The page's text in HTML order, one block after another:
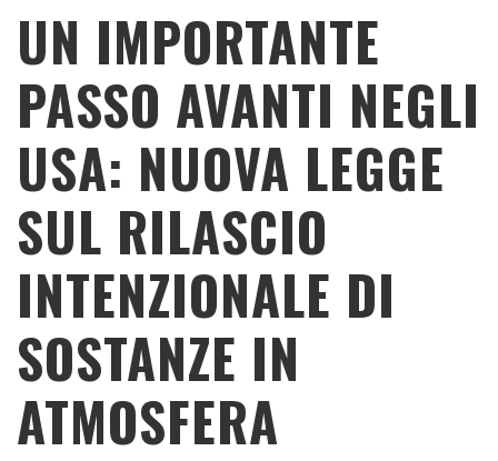
UN IMPORTANTE
PASSO AVANTI NEGLI
USA: NUOVA LEGGE
SUL RILASCIO
INTENZIONALE DI
SOSTANZE IN
ATMOSFERA